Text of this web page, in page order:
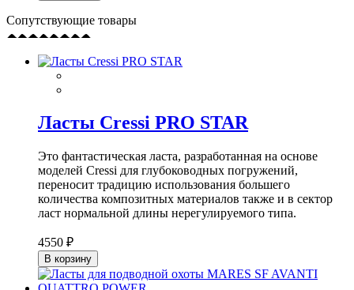
Сопутствующие товары
Ласты Cressi PRO STAR
Это фантастическая ласта, разработанная на основе
моделей Cressi для глубоководных погружений,
переносит традицию использования большего
количества композитных материалов также и в сектор
ласт нормальной длины нерегулируемого типа.
4550 ₽
В корзину